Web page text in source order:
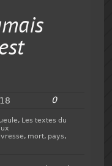
0
, Les textes du
ivresse, mort, pays,